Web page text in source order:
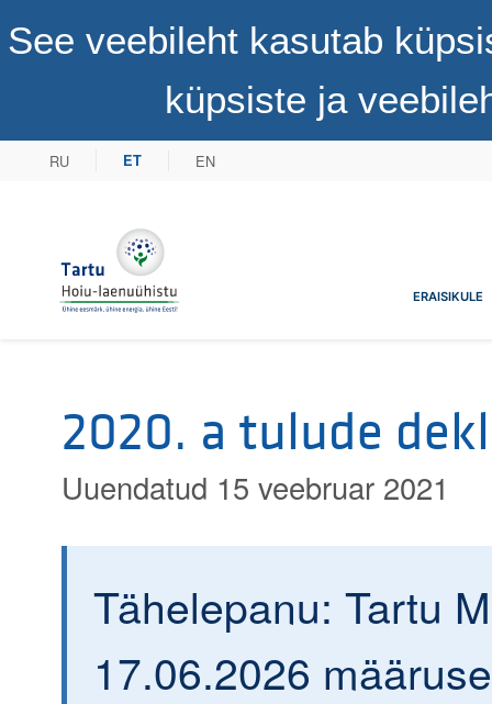
See veebileht kasutab
küpsiste ja
RU ET EN
Tartu Hoiu-laenuühistuERAISIKULE
2020. a tulude
Uuendatud 15 veebruar 2021
Tähelepanu: Tartu
17.06.2026